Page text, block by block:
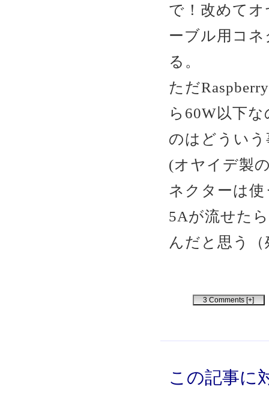
で！改めてオ
ーブル用コ
る。
ただ
ら60W以下
のはどうい
(オヤイデ製
ネクターは
5Aが流せた
んだと思う（
3 Comments [+]
この記事に